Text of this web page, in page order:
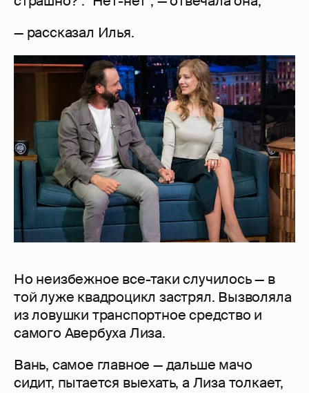
— рассказал Илья.
Но неизбежное все-таки случилось — в
той луже квадроцикл застрял. Вызволяла
из ловушки транспортное средство и
самого Авербуха Лиза.
Вань, самое главное — дальше мачо
сидит, пытается выехать, а Лиза толкает,